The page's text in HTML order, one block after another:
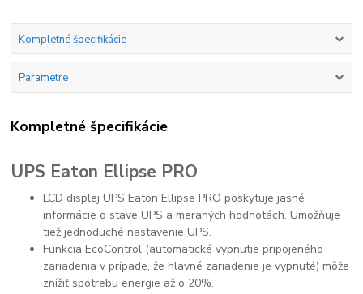
Kompletné špecifikácie
Parametre
Kompletné špecifikácie
UPS Eaton Ellipse PRO
LCD displej UPS Eaton Ellipse PRO poskytuje jasné
informácie o stave UPS a meraných hodnotách. Umožňuje
tiež jednoduché nastavenie UPS.
Funkcia EcoControl (automatické vypnutie pripojeného
zariadenia v prípade, že hlavné zariadenie je vypnuté) môže
znížiť spotrebu energie až o 20%.